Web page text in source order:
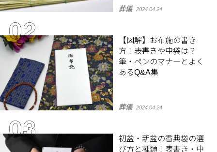
葬儀 2024.04.24
【図解】お布施の書き
方！表書きや中袋は？
筆・ペンのマナーとよく
あるQ&A集
葬儀 2024.04.24
初盆・新盆の香典袋の選
び方と種類！表書き・中